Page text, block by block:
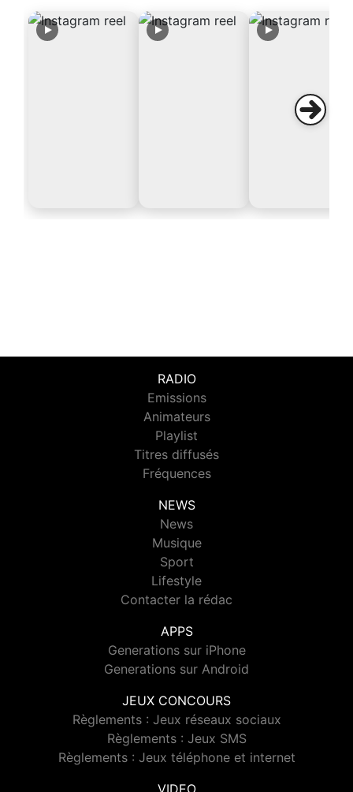
RADIO
Emissions
Animateurs
Playlist
Titres diffusés
Fréquences
NEWS
News
Musique
Sport
Lifestyle
Contacter la rédac
APPS
Generations sur iPhone
Generations sur Android
JEUX CONCOURS
Règlements : Jeux réseaux sociaux
Règlements : Jeux SMS
Règlements : Jeux téléphone et internet